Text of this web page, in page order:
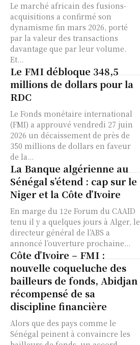
Le marché africain des fusions-
acquisitions a confirmé son
dynamisme fin mars 2026, porté
par la valeur des transactions
davantage que par leur volume.
Et...
Le FMI débloque 348,5
millions de dollars pour la
RDC
Le Fonds monétaire international
(FMI) a approuvé vendredi 27 juin
2026 un décaissement de près de
350 millions de dollars en faveur
de la...
La Banque algérienne au
Sénégal s’étend : cap sur le
Niger et la Côte d’Ivoire
En marge du 12e Forum du CAAID
tenu il y a quelques jours à Alger, le
directeur général de l’ABS a
annoncé l’ouverture prochaine...
Côte d’Ivoire – FMI :
nouvelle coqueluche des
bailleurs de fonds, Abidjan
récompensé de sa
discipline financière
Alors que des pays comme le
Sénégal peinent à convaincre les